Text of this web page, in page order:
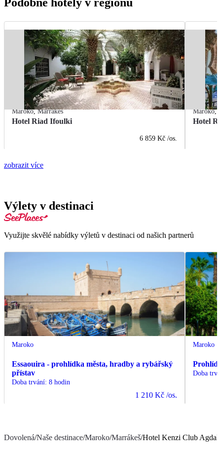
Podobné hotely v regionu
Maroko,Marrákeš
Hotel Riad Ifoulki
6 859 Kč /os.
Maroko,
Hotel
zobrazit více
Výlety v destinaci
Využijte skvělé nabídky výletů v destinaci od našich partnerů
Maroko
Essaouira - prohlídka města, hradby a rybářský
přístav
Doba trvání: 8 hodin
1 210 Kč /os.
Maroko
Doba
Dovolená/Naše destinace/Maroko/Marrákeš/Hotel Kenzi Club Agdal